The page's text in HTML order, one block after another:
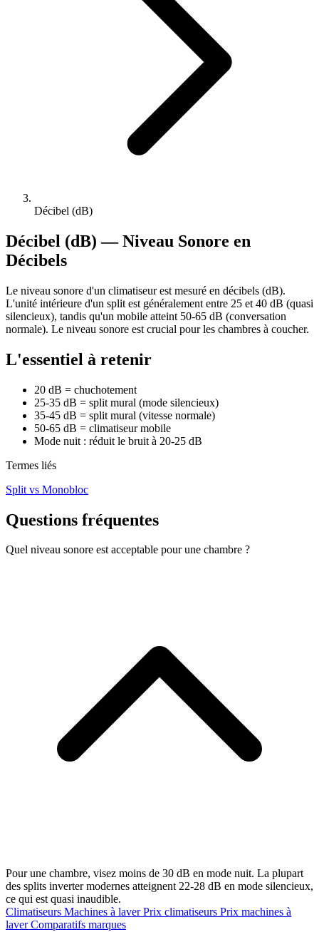
Décibel (dB)
Décibel (dB)— Niveau Sonore en
Décibels
Le niveau sonore d'un climatiseur est mesuré en décibels (dB).
L'unité intérieure d'un split est généralement entre 25 et 40 dB (quasi
silencieux), tandis qu'un mobile atteint 50-65 dB (conversation
normale). Le niveau sonore est crucial pour les chambres à coucher.
L'essentiel à retenir
20 dB = chuchotement
25-35 dB = split mural (mode silencieux)
35-45 dB = split mural (vitesse normale)
50-65 dB = climatiseur mobile
Mode nuit : réduit le bruit à 20-25 dB
Termes liés
Split vs Monobloc
Questions fréquentes
Quel niveau sonore est acceptable pour une chambre ?
Pour une chambre, visez moins de 30 dB en mode nuit. La plupart
des splits inverter modernes atteignent 22-28 dB en mode silencieux,
ce qui est quasi inaudible.
Climatiseurs Machines à laverPrix climatiseurs Prix machines à
laverComparatifs marques